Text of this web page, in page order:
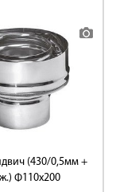
(430/0,5мм +
Ф110х200